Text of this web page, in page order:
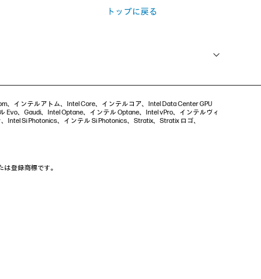
トップに戻る
、インテルアトム、Intel Core、インテルコア、Intel Data Center GPU
Evo、Gaudi、Intel Optane、インテル Optane、Intel vPro、インテルヴィ
Si Photonics、インテル Si Photonics、Stratix、Stratix ロゴ、
登録商標です。